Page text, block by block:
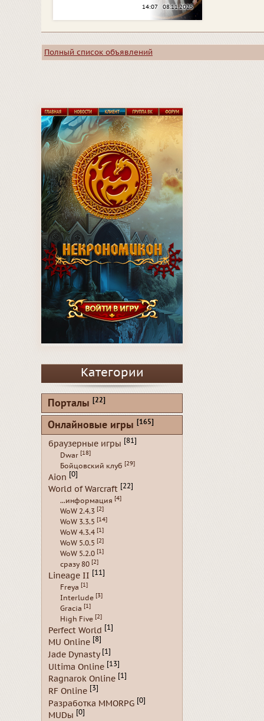
14:07 08.11.2025
Полный список объявлений
Категории
Порталы [22]
Онлайновые игры [165]
браузерные игры [81]
Dwar [18]
Бойцовский клуб [29]
Aion [0]
World of Warcraft [22]
...информация [4]
WoW 2.4.3 [2]
WoW 3.3.5 [14]
WoW 4.3.4 [1]
WoW 5.0.5 [2]
WoW 5.2.0 [1]
сразу 80 [2]
Lineage II [11]
Freya [1]
Interlude [3]
Gracia [1]
High Five [2]
Perfect World [1]
MU Online [8]
Jade Dynasty [1]
Ultima Online [13]
Ragnarok Online [1]
RF Online [3]
Разработка MMORPG [0]
MUDы [0]